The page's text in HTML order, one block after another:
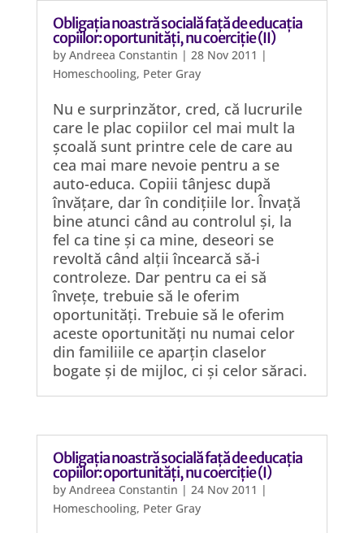
Obligația noastră socială față de educația
copiilor: oportunități, nu coerciție (II)
by Andreea Constantin | 28 Nov 2011 |
Homeschooling, Peter Gray
Nu e surprinzător, cred, că lucrurile
care le plac copiilor cel mai mult la
școală sunt printre cele de care au
cea mai mare nevoie pentru a se
auto-educa. Copiii tânjesc după
învățare, dar în condițiile lor. Învață
bine atunci când au controlul și, la
fel ca tine și ca mine, deseori se
revoltă când alții încearcă să-i
controleze. Dar pentru ca ei să
învețe, trebuie să le oferim
oportunități. Trebuie să le oferim
aceste oportunități nu numai celor
din familiile ce aparțin claselor
bogate și de mijloc, ci și celor săraci.
Obligația noastră socială față de educația
copiilor: oportunități, nu coerciție (I)
by Andreea Constantin | 24 Nov 2011 |
Homeschooling, Peter Gray